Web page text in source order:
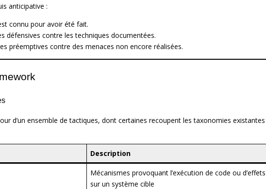
anticipative :
connu pour avoir été fait.
défensives contre les techniques documentées.
préemptives contre des menaces non encore réalisées.
d’un ensemble de tactiques, dont certaines recoupent les taxonomies existantes
Description
Mécanismes provoquant l’exécution de code ou d’effets
sur un système cible